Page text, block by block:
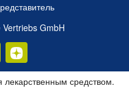
GmbH
средством.